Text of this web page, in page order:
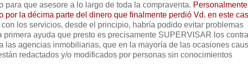
para que asesore a lo largo de toda la compraventa. Personalmente
por la décima parte del dinero que finalmente perdió Vd. en este
los servicios, desde el principio, habría podido evitar problemas
primera ayuda que presto es precisamente SUPERVISAR los
las agencias inmobiliarias, que en la mayoría de las ocasiones
redactados y/o modificados por personas sin conocimientos